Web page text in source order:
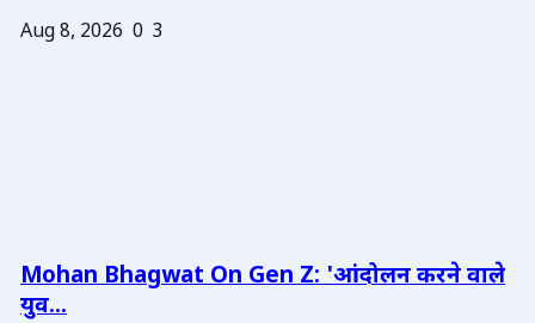
Aug 8, 2026 0 3
Mohan Bhagwat On Gen Z: 'आंदोलन करने वाले
युव...